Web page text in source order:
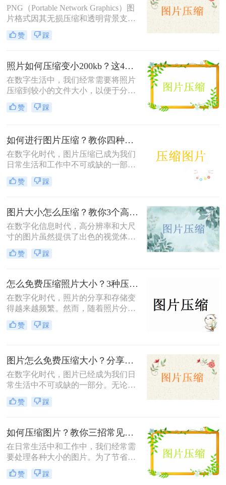
题。
PNG（Portable Network Graphics）图
片格式因其无损压缩和透明背景支持
而广受欢迎，但有时候文件大小可能
会过大，影响网页加载速度或文件传
本文将介绍三种压缩PNG图片的方
法，旨在帮助你在保持图像质量的前
提下减小文件大小。
赞 踩
照片如何压缩变小200kb？这4种压缩方法请务必学会！
在数字生活中，我们经常需要将照片
压缩到较小的文件大小，以便于分
享、上传或存储。那么照片如何压缩
变小200kb呢？本文将介绍四种将照
赞 踩
如何进行图片压缩？教你四种实用方法！
在数字化时代，图片压缩已成为我们
日常生活和工作中不可或缺的一部
分。无论是为了节省存储空间，还是
为了加快图片在网络上的传输速度，
进行图片压缩呢？本文将为您介绍四
种实用的图片压缩方法。
赞 踩
图片大小怎么压缩？教你3个高效压缩方法！
在数字化信息时代，高分辨率和大尺
寸的图片虽然提供了出色的视觉体
验，但也带来了存储空间占用过多、
网页加载速度慢以及文件传输效率低
图片大小压缩的方法变得尤为重要。
那么图片大小怎么压缩呢？本文将介
绍三种实用且高效的图片压缩方法。
赞 踩
怎么免费压缩照片大小？3种压缩方法推荐！
在数字化时代，照片的分享和存储变
得越来越频繁。然而，随着照片分辨
率的提高，文件大小也随之增加，这
不仅占据了大量存储空间，还在上传
能节省存储空间又能保证照片质量，
成为了一项重要的技能。本文将介绍
三种实用且高效的免费照片压缩方
项。
赞 踩
图片怎么免费压缩大小？分享三种高效压缩方法！
在数字化时代，图片已经成为我们日
常生活中不可或缺的一部分。无论是
社交媒体的分享、网站的建设，还是
个人的照片保存，图片的使用频率都
片数量不断增加，图片的大小也在不
断膨胀，导致存储空间不足、上传速
度慢以及加载时间延长等一系列问
题。因此，掌握图片怎么免费压缩大
小，既能节省存储空间又能保证图片
质量，成为了一项重要的技能。本文
赞 踩
如何压缩图片？教你三招常见压缩方法！
在日常生活中和工作中，我们经常需
要处理各种大小的图片。为了节省存
储空间、加快文件传输速度或优化网
页加载性能，压缩图片成为了一项必
赞 踩